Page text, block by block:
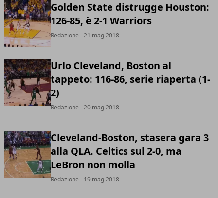
Golden State distrugge Houston:
126-85, è 2-1 Warriors
Redazione - 21 mag 2018
Urlo Cleveland, Boston al
tappeto: 116-86, serie riaperta (1-
2)
Redazione - 20 mag 2018
Cleveland-Boston, stasera gara 3
alla QLA. Celtics sul 2-0, ma
LeBron non molla
Redazione - 19 mag 2018